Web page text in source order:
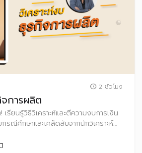
2 ชั่วโมง
จการผลิต
เรียนรู้วิธีวิเคราะห์และตีความงบการเงิน
ณีศึกษาและเคล็ดลับจากนักวิเคราะห์